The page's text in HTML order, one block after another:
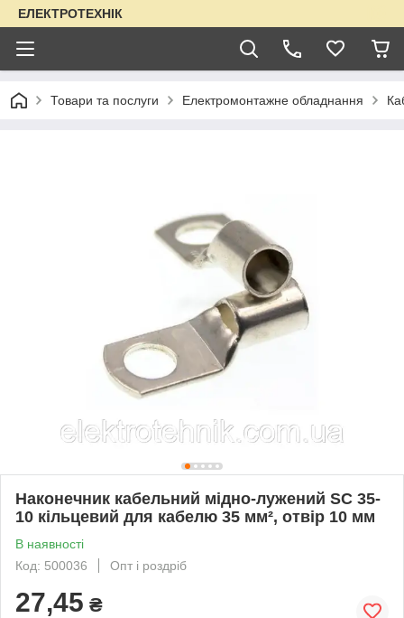
ЕЛЕКТРОТЕХНІК
Товари та послуги Електромонтажне обладнання
Наконечник кабельний мідно-лужений SC 35-
10 кільцевий для кабелю 35 мм², отвір 10 мм
В наявності
Код: 500036
Опт і роздріб
27,45 ₴